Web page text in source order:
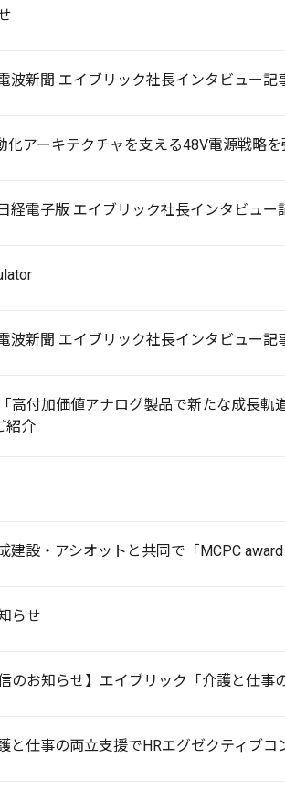
波新聞 エイブリック社長インタビュー記
化アーキテクチャを支える48V電源戦略を
経電子版 エイブリック社長インタビュー
波新聞 エイブリック社長インタビュー記
高付加価値アナログ製品で新たな成長
紹介
建設・アシオットと共同で「MCPC
らせ
のお知らせ】エイブリック「介護と仕
と仕事の両立支援でHRエグゼクティブ